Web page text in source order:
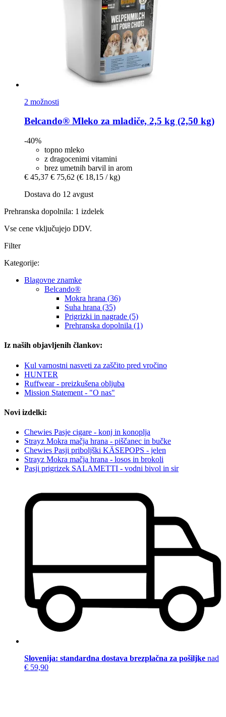
2 možnosti
Belcando® Mleko za mladiče, 2,5 kg (2,50 kg)
-40%
topno mleko
z dragocenimi vitamini
brez umetnih barvil in arom
€ 45,37 € 75,62 (€ 18,15 / kg)
Dostava do 12 avgust
Prehranska dopolnila: 1 izdelek
Vse cene vključujejo DDV.
Filter
Kategorije:
Blagovne znamke
Belcando®
Mokra hrana (36)
Suha hrana (35)
Prigrizki in nagrade (5)
Prehranska dopolnila (1)
Iz naših objavljenih člankov:
Kul varnostni nasveti za zaščito pred vročino
HUNTER
Ruffwear - preizkušena obljuba
Mission Statement - "O nas"
Novi izdelki:
Chewies Pasje cigare - konj in konoplja
Strayz Mokra mačja hrana - piščanec in bučke
Chewies Pasji priboljški KÄSEPOPS - jelen
Strayz Mokra mačja hrana - losos in brokoli
Pasji prigrizek SALAMETTI - vodni bivol in sir
Slovenija: standardna dostava brezplačna za pošiljke nad
€ 59,90